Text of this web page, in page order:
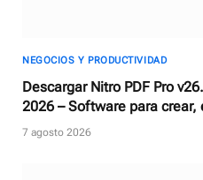
NEGOCIOS Y PRODUCTIVIDAD
Descargar Nitro PDF Pro
2026 – Software para crear,
documentos PDF
7 agosto 2026